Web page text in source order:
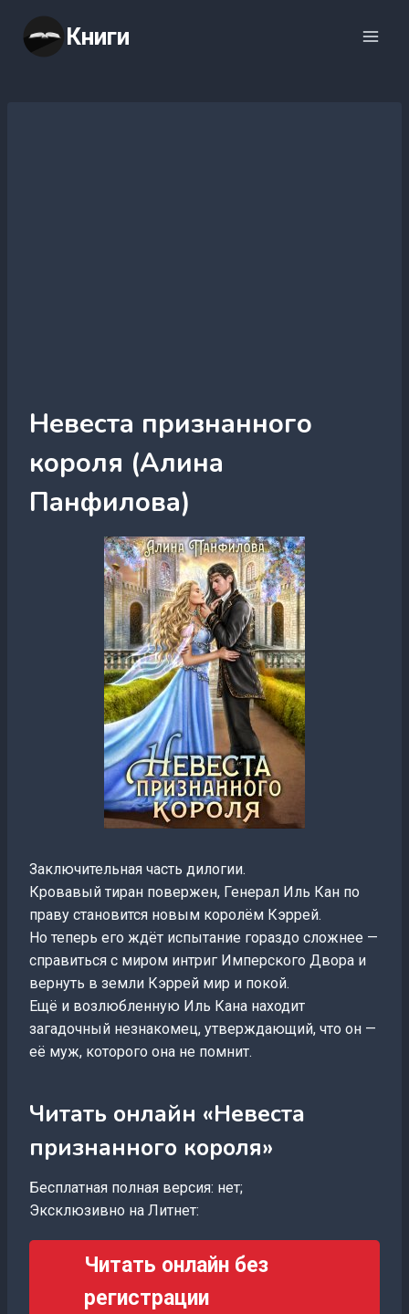
содержимому
Книги
Невеста признанного
короля (Алина
Панфилова)
Заключительная часть дилогии.
Кровавый тиран повержен, Генерал Иль Кан по
праву становится новым королём Кэррей.
Но теперь его ждёт испытание гораздо сложнее —
справиться с миром интриг Имперского Двора и
вернуть в земли Кэррей мир и покой.
Ещё и возлюбленную Иль Кана находит
загадочный незнакомец, утверждающий, что он —
её муж, которого она не помнит.
Читать онлайн «Невеста
признанного короля»
Бесплатная полная версия: нет;
Эксклюзивно на Литнет:
Читать онлайн без
регистрации